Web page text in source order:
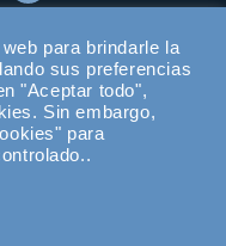
para brindarle la
sus preferencias
"Aceptar todo",
Sin embargo,
para